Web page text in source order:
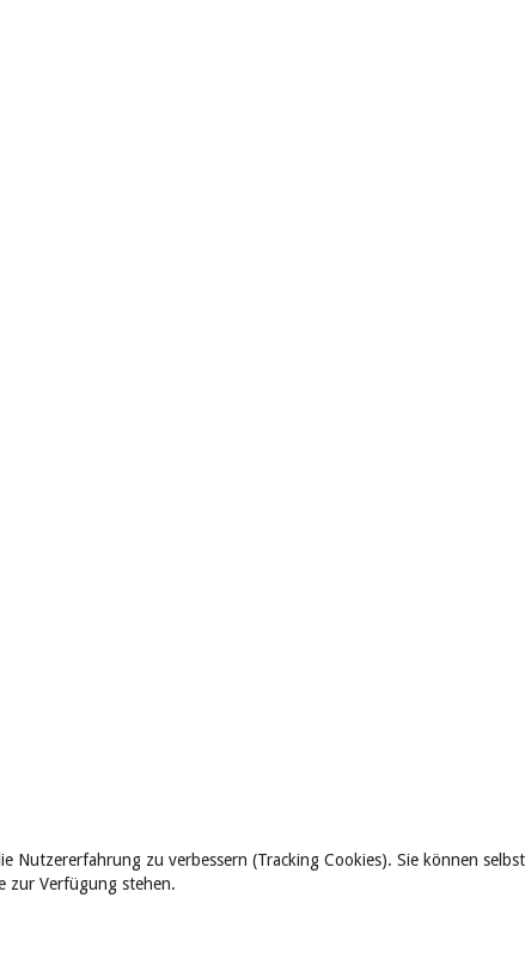
Nutzererfahrung zu verbessern (Tracking Cookies). Sie können selbst
zur Verfügung stehen.